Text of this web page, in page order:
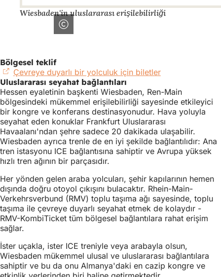
Wiesbaden'in uluslararası erişilebilirliği
Bölgesel teklif
Çevreye duyarlı bir yolculuk için biletler(Yeni
sekmede
açılır)
Uluslararası seyahat bağlantıları
Hessen eyaletinin başkenti Wiesbaden, Ren-Main
bölgesindeki mükemmel erişilebilirliği sayesinde etkileyici
bir kongre ve konferans destinasyonudur. Hava yoluyla
seyahat eden konuklar Frankfurt Uluslararası
Havaalanı'ndan şehre sadece 20 dakikada ulaşabilir.
Wiesbaden ayrıca trenle de en iyi şekilde bağlantılıdır: Ana
tren istasyonu ICE bağlantısına sahiptir ve Avrupa yüksek
hızlı tren ağının bir parçasıdır.
Her yönden gelen araba yolcuları, şehir kapılarının hemen
dışında doğru otoyol çıkışını bulacaktır. Rhein-Main-
Verkehrsverbund (RMV) toplu taşıma ağı sayesinde, toplu
taşıma ile çevreye duyarlı seyahat etmek de kolaydır -
RMV-KombiTicket tüm bölgesel bağlantılara rahat erişim
sağlar.
İster uçakla, ister ICE treniyle veya arabayla olsun,
Wiesbaden mükemmel ulusal ve uluslararası bağlantılara
sahiptir ve bu da onu Almanya'daki en cazip kongre ve